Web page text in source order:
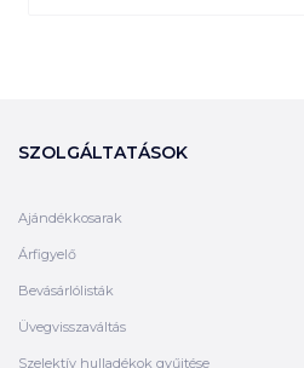
SZOLGÁLTATÁSOK
Ajándékkosarak
Árfigyelő
Bevásárlólisták
Üvegvisszaváltás
Szelektív hulladékok gyűjtése